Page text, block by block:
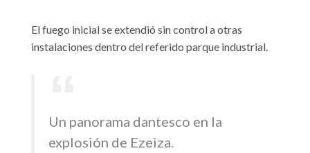
El fuego inicial se extendió sin control a otras
instalaciones dentro del referido parque industrial.
Un panorama dantesco en la
explosión de Ezeiza.